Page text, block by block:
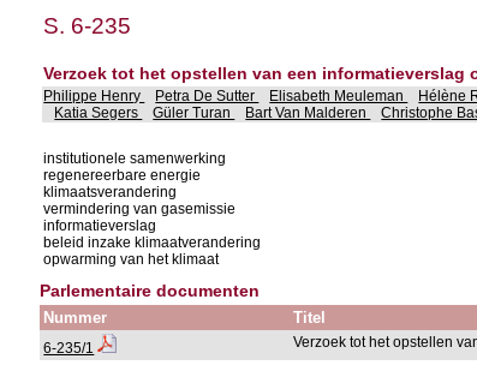
S. 6-235
Verzoek tot het opstellen van een
Philippe Henry Petra De Sutter Elisabeth Meuleman Hélène
Katia Segers
Güler Turan Bart Van Malderen Christophe
institutionele samenwerking
regenereerbare energie
klimaatsverandering
vermindering van gasemissie
informatieverslag
beleid inzake klimaatverandering
opwarming van het klimaat
Parlementaire documenten
Nummer Titel
6-235/1 Verzoek tot het opstellen